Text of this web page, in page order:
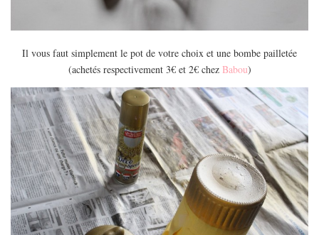
DIVERSES BOX
DIY
LIFESTYLE
ME CONTACTER
A PROPOS
PARUTIONS ET PARTENARIATS
Il vous faut simplement le pot de votre choix et une bombe pailletée
(achetés respectivement 3€ et 2€ chez Babou)